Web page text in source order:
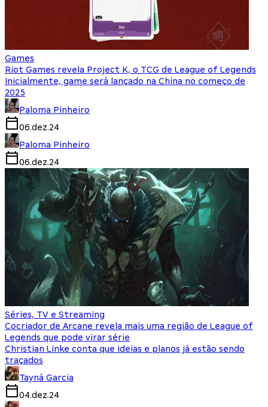
Games
Riot Games revela Project K, o TCG de League of Legends
Inicialmente, game será lançado na China no começo de
2025
Paloma Pinheiro
06.dez.24
Paloma Pinheiro
06.dez.24
Séries, TV e Streaming
Cocriador de Arcane revela mais uma região de League of
Legends que pode virar série
Christian Linke conta que ideias e planos já estão sendo
traçados
Tayná Garcia
04.dez.24